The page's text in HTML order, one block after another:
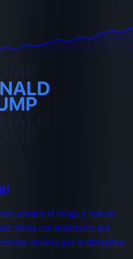
asumen el riesgo y buscan
sólida con tendencias que
atraídos por lo disruptivo.